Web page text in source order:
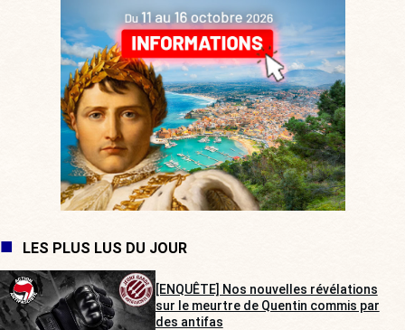
LES PLUS LUS DU JOUR
[ENQUÊTE] Nos nouvelles révélations
sur le meurtre de Quentin commis par
des antifas